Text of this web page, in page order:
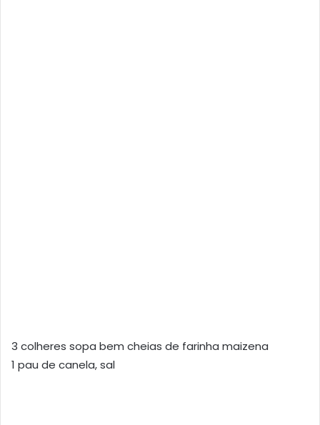
3 colheres sopa bem cheias de farinha maizena
1 pau de canela, sal